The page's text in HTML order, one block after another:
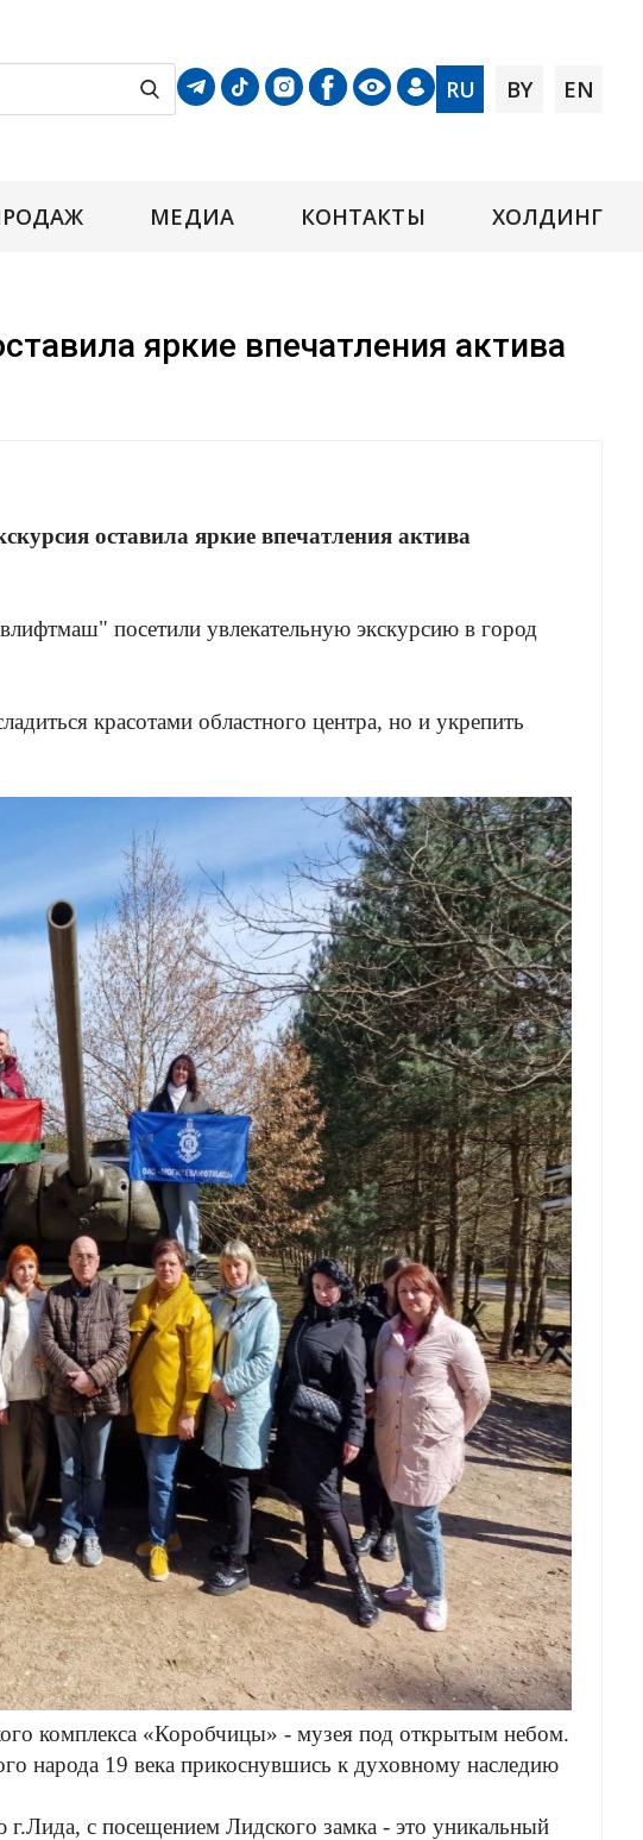
RU BY EN
МЕДИА КОНТАКТЫ ХОЛДИНГ
яркие впечатления актива
оставила яркие впечатления актива
посетили увлекательную экскурсию в город
красотами областного центра, но и укрепить
комплекса «Коробчицы» - музея под открытым небом.
народа 19 века прикоснувшись к духовному наследию
г.Лида, с посещением Лидского замка - это уникальный